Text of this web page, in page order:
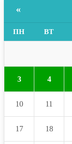
«
ПН ВТ
3 4
10 11
17 18